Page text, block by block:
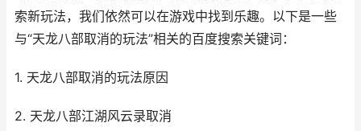
索新玩法，我们依然可以在游戏中找到乐趣。以下是一些
与“天龙八部取消的玩法”相关的百度搜索关键词：
1. 天龙八部取消的玩法原因
2. 天龙八部江湖风云录取消